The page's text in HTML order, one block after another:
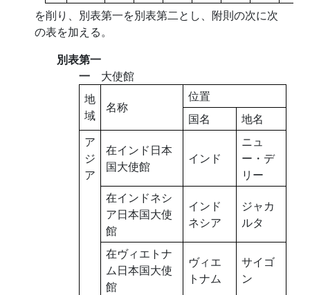
を削り、別表第一を別表第二とし、附則の次に次
の表を加える。
別表第一
一 大使館
地
域
名称
位置
国名
地名
ア
ジ
ア
在インド日本
国大使館
インド
ニュ
ー・デ
リー
在インドネシ
ア日本国大使
館
インド
ネシア
ジャカ
ルタ
在ヴィエトナ
ム日本国大使
館
ヴィエ
トナム
サイゴ
ン